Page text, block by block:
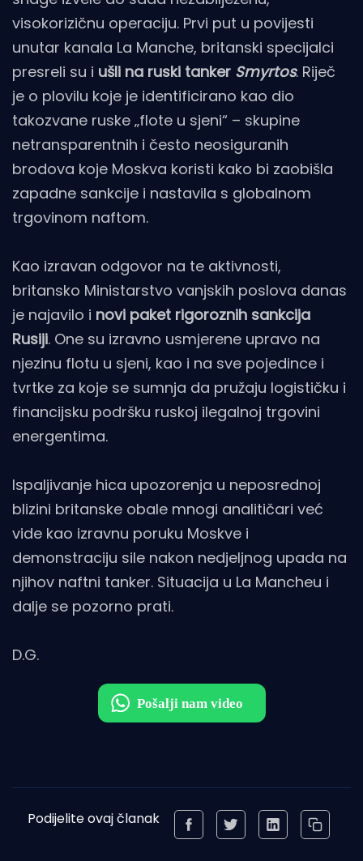
visokorizičnu operaciju. Prvi put u povijesti
unutar kanala La Manche, britanski specijalci
presreli su i ušli na ruski tanker Smyrtos. Riječ
je o plovilu koje je identificirano kao dio
takozvane ruske „flote u sjeni“ – skupine
netransparentnih i često neosiguranih
brodova koje Moskva koristi kako bi zaobišla
zapadne sankcije i nastavila s globalnom
trgovinom naftom.
Kao izravan odgovor na te aktivnosti,
britansko Ministarstvo vanjskih poslova danas
je najavilo i novi paket rigoroznih sankcija
Rusiji. One su izravno usmjerene upravo na
njezinu flotu u sjeni, kao i na sve pojedince i
tvrtke za koje se sumnja da pružaju logističku i
financijsku podršku ruskoj ilegalnoj trgovini
energentima.
Ispaljivanje hica upozorenja u neposrednoj
blizini britanske obale mnogi analitičari već
vide kao izravnu poruku Moskve i
demonstraciju sile nakon nedjeljnog upada na
njihov naftni tanker. Situacija u La Mancheu i
dalje se pozorno prati.
D.G.
Podijelite ovaj članak